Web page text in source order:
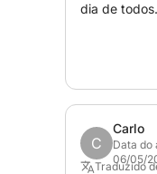
dia de todos.
C
Carlo
Data
06/05/
Traduzido